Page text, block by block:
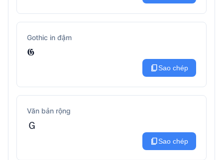
Gothic in đậm
𝕲
content_copySao chép
Văn bản rộng
Ｇ
content_copySao chép